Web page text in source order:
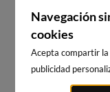
DE SANT
Navegación
cookies
Acepta compartir
publicidad